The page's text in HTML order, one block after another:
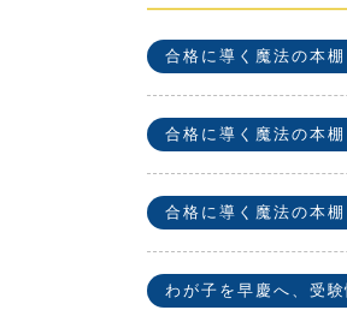
合格に導く魔法の本棚
合格に導く魔法の本棚
合格に導く魔法の本棚
わが子を早慶へ、受